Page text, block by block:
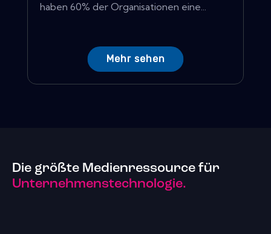
haben 60% der Organisationen eine...
Mehr sehen
Die größte Medienressource für
Unternehmenstechnologie.